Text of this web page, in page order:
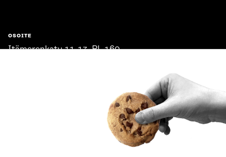
OSOITE
Itämerenkatu 11-13, PL 160,